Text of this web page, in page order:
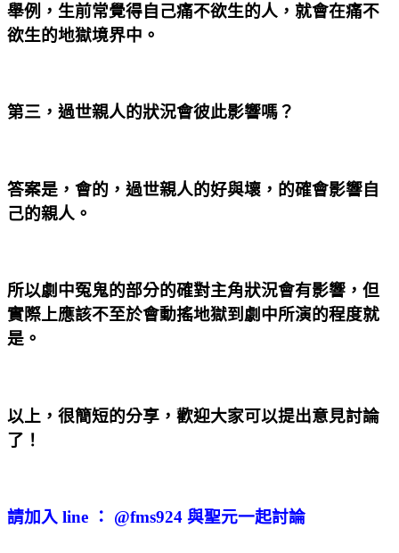
舉例，生前常覺得自己痛不欲生的人，就會在痛不
欲生的地獄境界中。
第三，過世親人的狀況會彼此影響嗎？
答案是，會的，過世親人的好與壞，的確會影響自
己的親人。
所以劇中冤鬼的部分的確對主角狀況會有影響，但
實際上應該不至於會動搖地獄到劇中所演的程度就
是。
以上，很簡短的分享，歡迎大家可以提出意見討論
了！
請加入 line ： @fms924 與聖元一起討論